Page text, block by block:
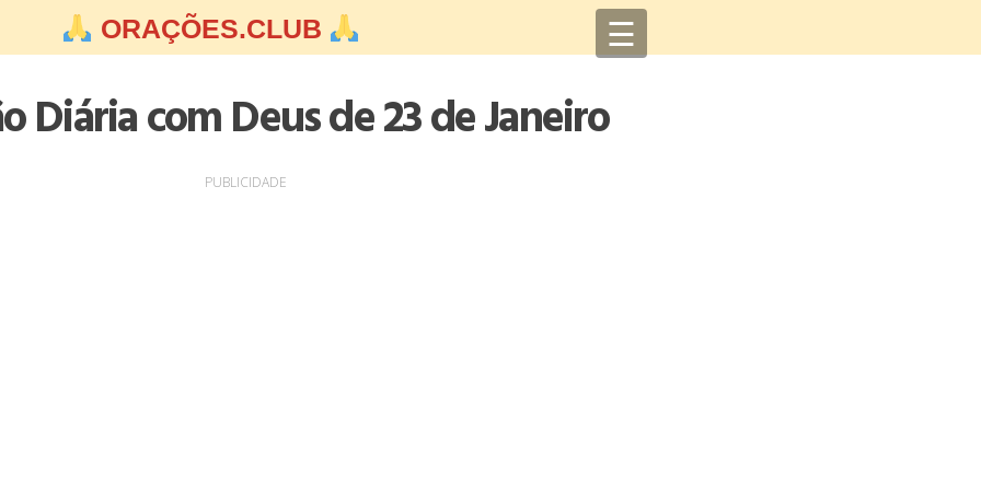
ORAÇÕES.CLUB ☰
Diária com Deus de 23 de Janeiro
PUBLICIDADE